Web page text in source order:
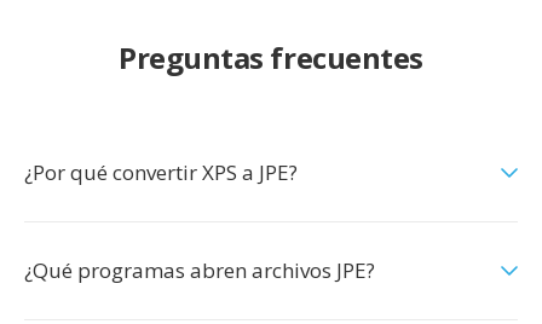
Preguntas frecuentes
¿Por qué convertir XPS a JPE?
¿Qué programas abren archivos JPE?